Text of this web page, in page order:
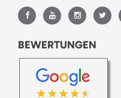
BEWERTUNGEN